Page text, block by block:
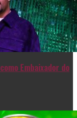
Embaixador do